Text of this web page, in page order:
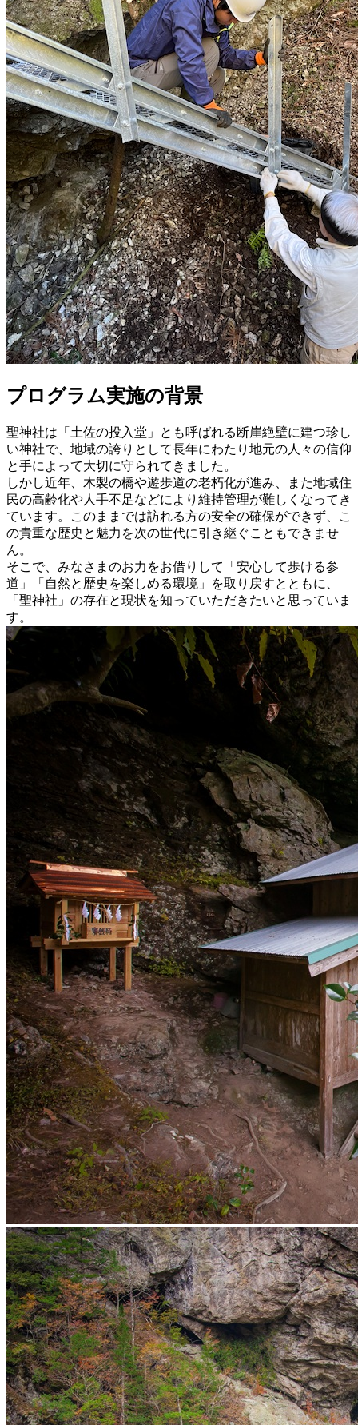
プログラム実施の背景
聖神社は「土佐の投入堂」とも呼ばれる断崖絶壁に建つ珍し
い神社で、地域の誇りとして長年にわたり地元の人々の信仰
と手によって大切に守られてきました。
しかし近年、木製の橋や遊歩道の老朽化が進み、また地域住
民の高齢化や人手不足などにより維持管理が難しくなってき
ています。このままでは訪れる方の安全の確保ができず、こ
の貴重な歴史と魅力を次の世代に引き継ぐこともできませ
ん。
そこで、みなさまのお力をお借りして「安心して歩ける参
道」「自然と歴史を楽しめる環境」を取り戻すとともに、
「聖神社」の存在と現状を知っていただきたいと思っていま
す。